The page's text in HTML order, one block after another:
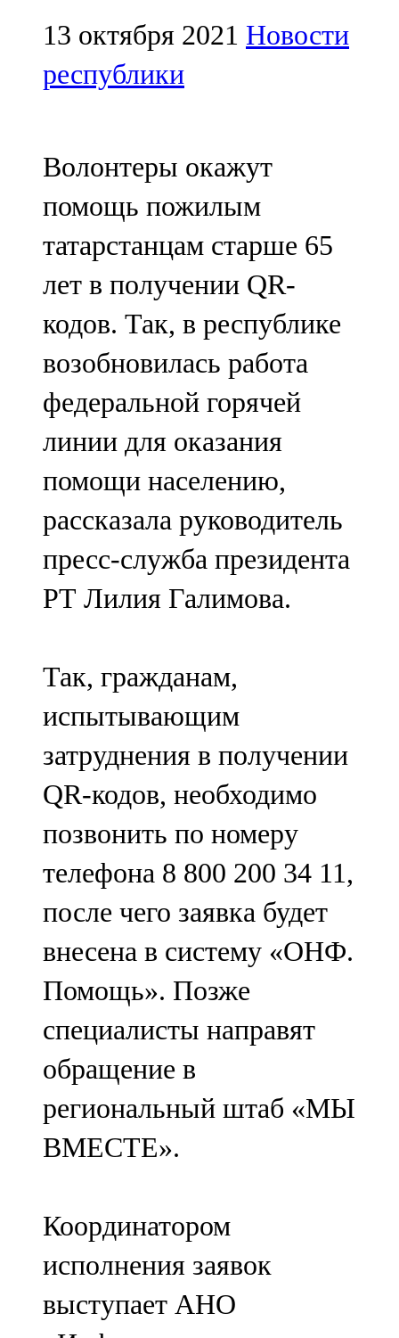
107,9 FM
Лениногорский
102,1 FM
106,2 FM
Минзәлә
107,3 FM
Мөслим
100,0 FM
Нурлат
104,7 FM
Олы Әтнә
71,42 FM
Сарман
107,8 FM
Теләче
Түбән Кама
102,6 FM
Чирмешән
107,7 FM
Чистай
103,0 FM
Чүпрәле
91,0 FM
Шәмәрдән
102,3 FM
Яңа чишмә
107,0 FM
Яр Чаллы
13 октября 2021 Новости
республики
Волонтеры окажут
помощь пожилым
татарстанцам старше 65
лет в получении QR-
кодов. Так, в республике
возобновилась работа
федеральной горячей
линии для оказания
помощи населению,
рассказала руководитель
пресс-служба президента
РТ Лилия Галимова.
Так, гражданам,
испытывающим
затруднения в получении
QR-кодов, необходимо
позвонить по номеру
телефона 8 800 200 34 11,
после чего заявка будет
внесена в систему «ОНФ.
Помощь». Позже
специалисты направят
обращение в
региональный штаб «МЫ
ВМЕСТЕ».
Координатором
исполнения заявок
выступает АНО